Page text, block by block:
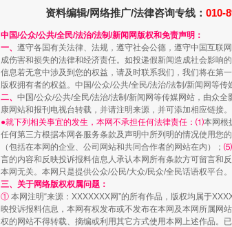
站台名比不上好声名
资料编辑/网络推广/法律咨询专线： 010-
中国/公众/公共/全民/法治/法制/新闻网版权和免责声明：
一、 遵守各国有关法律、法规，遵守社会公德，遵守中国互联
成伤害和损失的法律和经济责任。如投递假新闻造成社会影响
信息若无意中涉及到您的权益，请及时联系我们，我们将在第
版权拥有者的权益。中国/公众/公共/全民/法治/法制/新闻网等传
二、 中国/公众/公共/全民/法治/法制/新闻网等传媒网站，由众
康网站和报刊电视台转载，并请注明来源，并可添加相应链接。
●就下列相关事宜的发生，本网不承担任何法律责任：⑴本网根
任何第三方根据本网各服务条款及声明中所列明的情况使用您
（包括在本网的企业、公司网站和共同合作者的网站在内）； ⑸
言的内容和反映投诉报料信息人承认本网所有条款方可留言和
本网无关。本网只是提供公众/公民/大众/民众/全民话语权平台
三、关于网络版权权属问题：
① 本网注明“来源：XXXXXXX网”的所有作品，版权均属于
映投诉报料信息，本网有权发布或不发布在本网及本网所属网
权的网站不得转载、摘编或利用其它方式使用本网上述作品。